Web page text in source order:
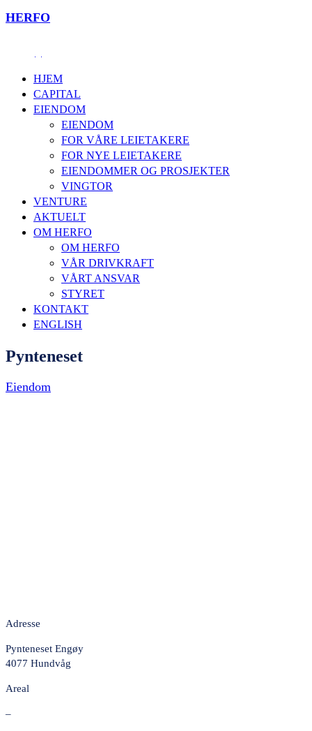
HERFO
HJEM
CAPITAL
EIENDOM
EIENDOM
FOR VÅRE LEIETAKERE
FOR NYE LEIETAKERE
EIENDOMMER OG PROSJEKTER
VINGTOR
VENTURE
AKTUELT
OM HERFO
OM HERFO
VÅR DRIVKRAFT
VÅRT ANSVAR
STYRET
KONTAKT
ENGLISH
Pynteneset
Eiendom
Adresse
Pynteneset Engøy
4077 Hundvåg
Areal
–